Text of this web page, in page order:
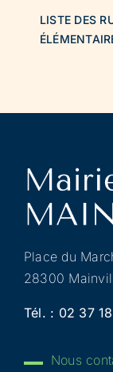
LISTE DES
Place du
28300
Tél. : 02 37
Nous